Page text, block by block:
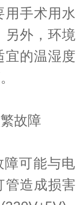
手术用
外，环
的温湿
故障
能与电
造成损